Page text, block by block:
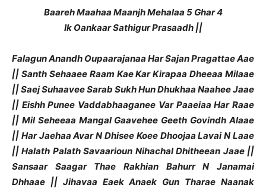
Baareh Maahaa Maanjh Mehalaa 5 Ghar 4
Ik Oankaar Sathigur Prasaadh ||
Falagun Anandh Oupaarajanaa Har Sajan Pragattae Aae
|| Santh Sehaaee Raam Kae Kar Kirapaa Dheeaa Milaae
|| Saej Suhaavee Sarab Sukh Hun Dhukhaa Naahee Jaae
|| Eishh Punee Vaddabhaaganee Var Paaeiaa Har Raae
|| Mil Seheeaa Mangal Gaavehee Geeth Govindh Alaae
|| Har Jaehaa Avar N Dhisee Koee Dhoojaa Lavai N Laae
|| Halath Palath Savaarioun Nihachal Dhitheean Jaae ||
Sansaar Saagar Thae Rakhian Bahurr N Janamai
Dhhaae || Jihavaa Eaek Anaek Gun Tharae Naanak